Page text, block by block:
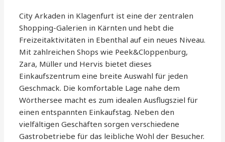
City Arkaden in Klagenfurt ist eine der zentralen
Shopping-Galerien in Kärnten und hebt die
Freizeitaktivitäten in Ebenthal auf ein neues Niveau.
Mit zahlreichen Shops wie Peek&Cloppenburg,
Zara, Müller und Hervis bietet dieses
Einkaufszentrum eine breite Auswahl für jeden
Geschmack. Die komfortable Lage nahe dem
Wörthersee macht es zum idealen Ausflugsziel für
einen entspannten Einkaufstag. Neben den
vielfältigen Geschäften sorgen verschiedene
Gastrobetriebe für das leibliche Wohl der Besucher.